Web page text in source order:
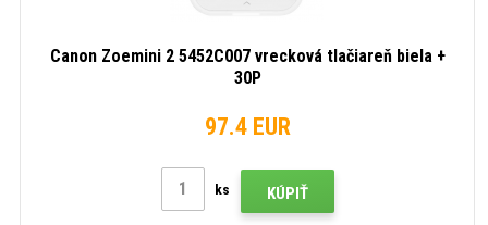
Canon Zoemini 2 5452C007 vrecková tlačiareň biela +
30P
97.4 EUR
ks KÚPIŤ